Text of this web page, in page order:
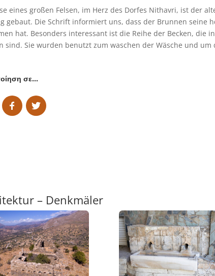
eines großen Felsen, im Herz des Dorfes Nithavri, ist der
gebaut. Die Schrift informiert uns, dass der Brunnen seine
hat. Besonders interessant ist die Reihe der Becken, die
sind. Sie wurden benutzt zum waschen der Wäsche und um
σε…
– Denkmäler